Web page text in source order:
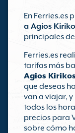
En Ferries.es
a Agios
principales
Ferries.es
tarifas más
Agios Kirikos
que deseas
van a viajar, y
todos los
precios para
sobre cómo